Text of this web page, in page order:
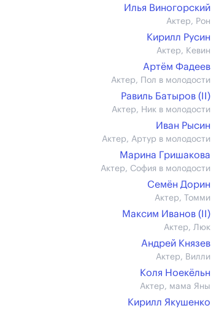
Илья Виногорский
Актер, Рон
Кирилл Русин
Актер, Кевин
Артём Фадеев
Актер, Пол в молодости
Равиль Батыров (II)
Актер, Ник в молодости
Иван Рысин
Актер, Артур в молодости
Марина Гришакова
Актер, София в молодости
Семён Дорин
Актер, Томми
Максим Иванов (II)
Актер, Люк
Андрей Князев
Актер, Вилли
Коля Ноекёльн
Актер, мама Яны
Кирилл Якушенко